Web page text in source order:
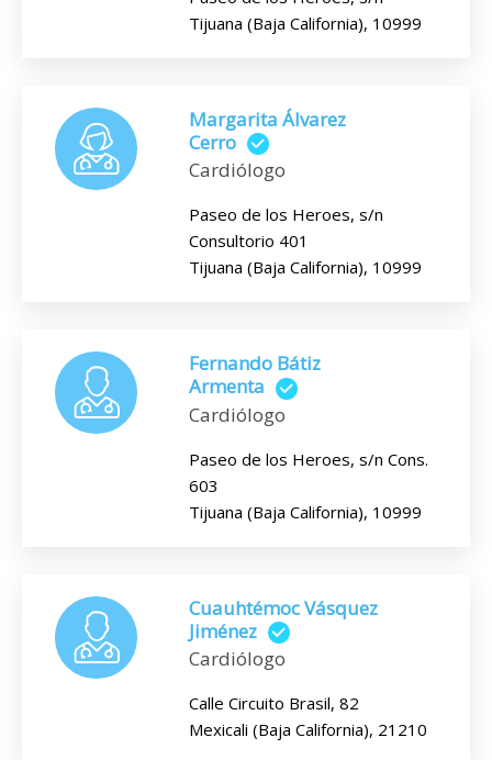
Tijuana (Baja California), 10999
Margarita Álvarez
Cerro
Cardiólogo
Paseo de los Heroes, s/n
Consultorio 401
Tijuana (Baja California), 10999
Fernando Bátiz
Armenta
Cardiólogo
Paseo de los Heroes, s/n Cons.
603
Tijuana (Baja California), 10999
Cuauhtémoc Vásquez
Jiménez
Cardiólogo
Calle Circuito Brasil, 82
Mexicali (Baja California), 21210